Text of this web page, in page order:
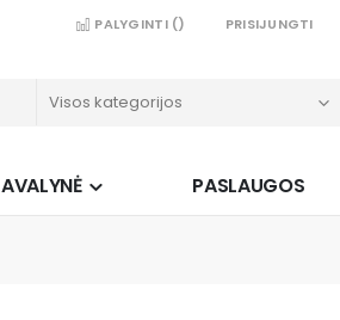
PALYGINTI () PRISIJUNGTI
AVALYNĖ PASLAUGOS